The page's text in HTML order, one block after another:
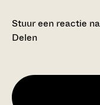
Stuur een reactie
Delen